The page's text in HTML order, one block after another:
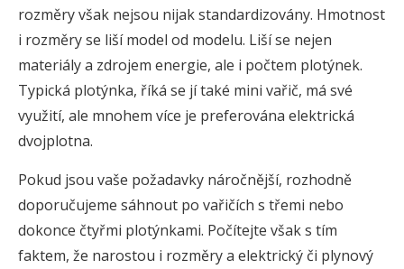
rozměry však nejsou nijak standardizovány. Hmotnost
i rozměry se liší model od modelu. Liší se nejen
materiály a zdrojem energie, ale i počtem plotýnek.
Typická plotýnka, říká se jí také mini vařič, má své
využití, ale mnohem více je preferována elektrická
dvojplotna.
Pokud jsou vaše požadavky náročnější, rozhodně
doporučujeme sáhnout po vařičích s třemi nebo
dokonce čtyřmi plotýnkami. Počítejte však s tím
faktem, že narostou i rozměry a elektrický či plynový